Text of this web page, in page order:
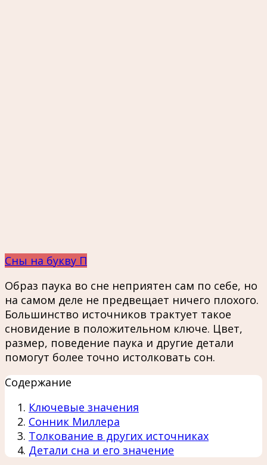
Сны на букву П
Образ паука во сне неприятен сам по себе, но
на самом деле не предвещает ничего плохого.
Большинство источников трактует такое
сновидение в положительном ключе. Цвет,
размер, поведение паука и другие детали
помогут более точно истолковать сон.
Содержание
Ключевые значения
Сонник Миллера
Толкование в других источниках
Детали сна и его значение